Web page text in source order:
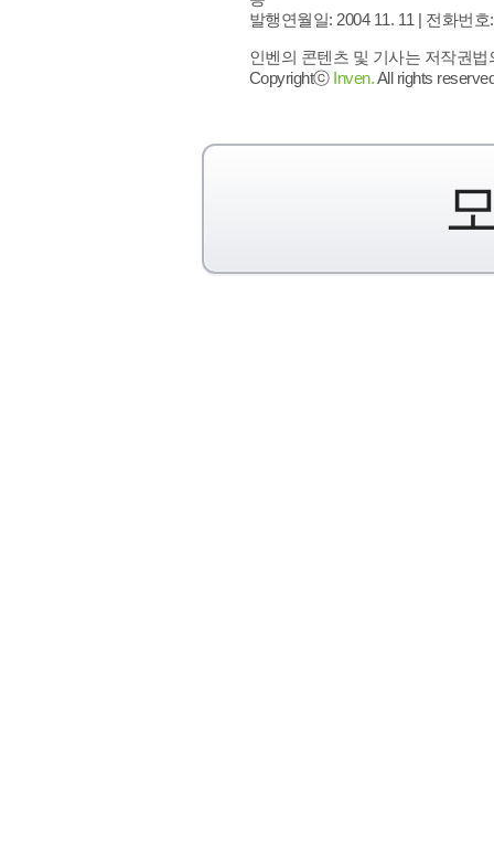
발행연월일: 2004 11. 11 | 전화번호
인벤의 콘텐츠 및 기사는 저작권
Copyrightⓒ Inven.All rights